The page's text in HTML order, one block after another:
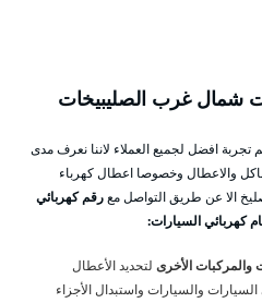
شمال غرب الصليبيخات
افضل لجميع العملاء لاننا نعرف مدى
والاعطال وخصوصا اعطال كهرباء
الا عن طريق التواصل معرقم كهربائي
كهربائي السيارات:
والمركبات الأخرى لتحديد الأعطال
السيارات والسيارات واستبدال الأجزاء